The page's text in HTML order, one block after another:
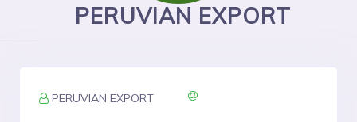
PERUVIAN EXPORT
PERUVIAN EXPORT